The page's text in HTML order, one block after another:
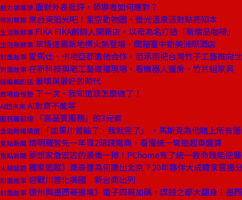
魅力領導學 面對外表批評，領導者如何應對？
特別報導 來台東追光吧！星空動物園、螢光溫泉派對點亮知本
生活新鮮事 FIKA FIKA創辦人開新店，以母為名打造「新精品咖啡」
生活新鮮事 草悟道最新地標火熱登場，開箱臺中勤美洲際酒店
封面故事 愛馬仕、卡地亞都邀他合作，范承宗把台灣竹子工藝推向
封面故事 在新科技與老工藝碰撞現場，看機器人蓋房、竹片組家具
總編輯的話 最壞與最好的時代
商場自慢塾 下一次，我知道該怎麼做了！
AI超未來 AI對齊不能等
服務最前線 「高品質服務」的3元素
金融時報精選 「如果川普輸了，我就完了」 ，馬斯克為他賭上所有
焦點新聞 精明羅智先一年買2賠錢電商，看懂統一彎道超車盤算
焦點新聞 夢想家詹宏志的最後一搏！PChome有了統一救命錢能逆襲
火線話題 獨家追蹤》鼎泰豐為何撤出北京？20年夥伴大成韓家宸揭
封面故事 迎戰川普化美國 新台商出列
封面故事 德州與墨西哥邊境》電子四哥加碼，謀殺之都大翻身！墨